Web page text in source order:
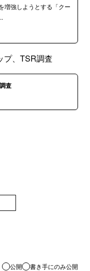
増強しようとする「クー
プ、TSR調査
査
公開 書き手にのみ公開